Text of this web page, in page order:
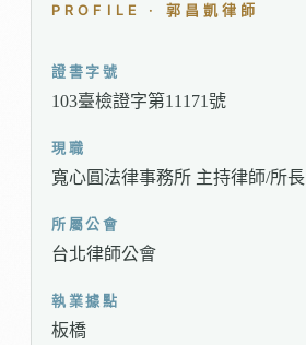
PROFILE · 郭昌凱律師
證書字號
103臺檢證字第11171號
現職
寬心圓法律事務所 主持律師/所長
所屬公會
台北律師公會
執業據點
板橋